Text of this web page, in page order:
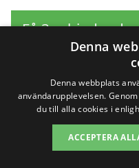
Få 3
förpliktelser
Sök efter
Denna
Denna webbplats
användarupplevelsen.
du till alla cookies i
ACCEPTERA